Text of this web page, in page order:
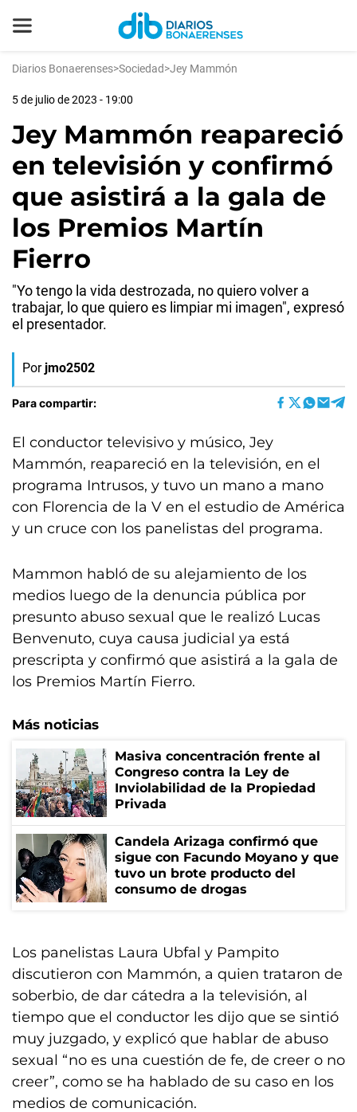
Diarios Bonaerenses>Sociedad>Jey Mammón
5 de julio de 2023 - 19:00
Jey Mammón reapareció
en televisión y confirmó
que asistirá a la gala de
los Premios Martín
Fierro
"Yo tengo la vida destrozada, no quiero volver a
trabajar, lo que quiero es limpiar mi imagen", expresó
el presentador.
Por jmo2502
Para compartir:
El conductor televisivo y músico, Jey
Mammón, reapareció en la televisión, en el
programa Intrusos, y tuvo un mano a mano
con Florencia de la V en el estudio de América
y un cruce con los panelistas del programa.
Mammon habló de su alejamiento de los
medios luego de la denuncia pública por
presunto abuso sexual que le realizó Lucas
Benvenuto, cuya causa judicial ya está
prescripta y confirmó que asistirá a la gala de
los Premios Martín Fierro.
Más noticias
Masiva concentración frente al
Congreso contra la Ley de
Inviolabilidad de la Propiedad
Privada
Candela Arizaga confirmó que
sigue con Facundo Moyano y que
tuvo un brote producto del
consumo de drogas
Los panelistas Laura Ubfal y Pampito
discutieron con Mammón, a quien trataron de
soberbio, de dar cátedra a la televisión, al
tiempo que el conductor les dijo que se sintió
muy juzgado, y explicó que hablar de abuso
sexual “no es una cuestión de fe, de creer o no
creer”, como se ha hablado de su caso en los
medios de comunicación.